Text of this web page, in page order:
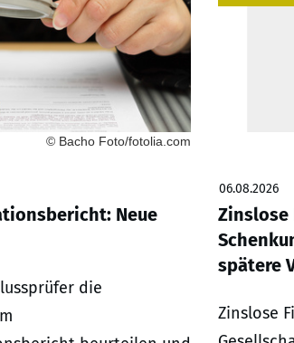
© Bacho Foto/fotolia.com
Neue
die
06.08.2026
Zinslose
spätere
Zinslose